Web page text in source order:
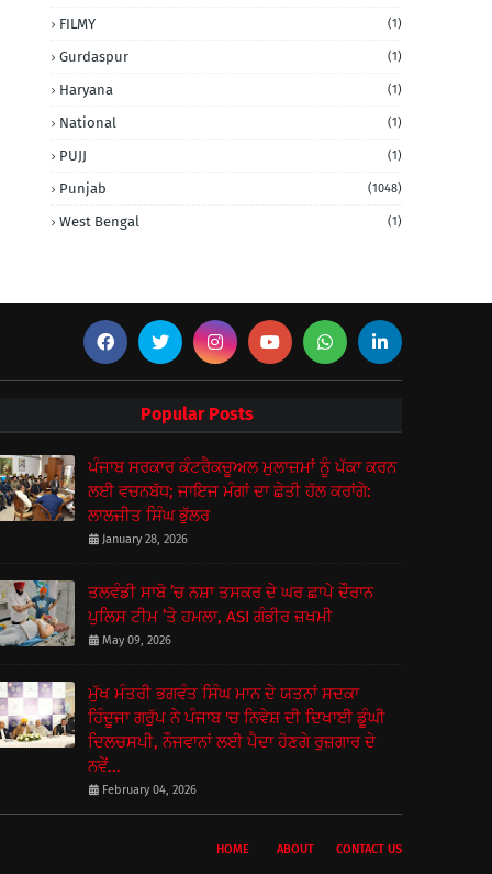
FILMY (1)
Gurdaspur (1)
Haryana (1)
National (1)
PUJJ (1)
Punjab (1048)
West Bengal (1)
Popular Posts
ਪੰਜਾਬ ਸਰਕਾਰ ਕੰਟਰੈਕਚੂਅਲ ਮੁਲਾਜ਼ਮਾਂ ਨੂੰ ਪੱਕਾ ਕਰਨ
ਲਈ ਵਚਨਬੱਧ; ਜਾਇਜ ਮੰਗਾਂ ਦਾ ਛੇਤੀ ਹੱਲ ਕਰਾਂਗੇ:
ਲਾਲਜੀਤ ਸਿੰਘ ਭੁੱਲਰ
January 28, 2026
ਤਲਵੰਡੀ ਸਾਬੋ ’ਚ ਨਸ਼ਾ ਤਸਕਰ ਦੇ ਘਰ ਛਾਪੇ ਦੌਰਾਨ
ਪੁਲਿਸ ਟੀਮ ’ਤੇ ਹਮਲਾ, ASI ਗੰਭੀਰ ਜ਼ਖਮੀ
May 09, 2026
ਮੁੱਖ ਮੰਤਰੀ ਭਗਵੰਤ ਸਿੰਘ ਮਾਨ ਦੇ ਯਤਨਾਂ ਸਦਕਾ
ਹਿੰਦੂਜਾ ਗਰੁੱਪ ਨੇ ਪੰਜਾਬ 'ਚ ਨਿਵੇਸ਼ ਦੀ ਦਿਖਾਈ ਡੂੰਘੀ
ਦਿਲਚਸਪੀ, ਨੌਜਵਾਨਾਂ ਲਈ ਪੈਦਾ ਹੋਣਗੇ ਰੁਜ਼ਗਾਰ ਦੇ
ਨਵੇਂ...
February 04, 2026
HOME ABOUT CONTACT US